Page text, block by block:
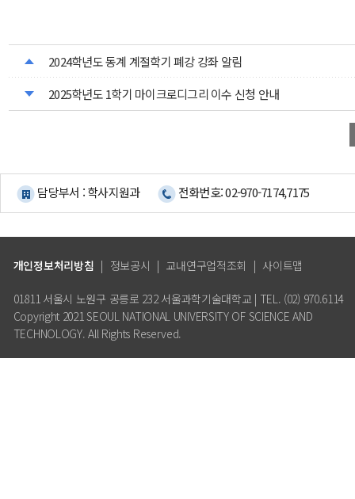
2024학년도 동계 계절학기 폐강 강좌 알림
2025학년도 1학기 마이크로디그리 이수 신청 안내
담당부서 : 학사지원과 전화번호: 02-970-7174,7175
개인정보처리방침 | 정보공시 | 교내연구업적조회 | 사이트맵
01811 서울시 노원구 공릉로 232 서울과학기술대학교 | TEL. (02) 970.6114
Copyright 2021 SEOUL NATIONAL UNIVERSITY OF SCIENCE AND
TECHNOLOGY. All Rights Reserved.